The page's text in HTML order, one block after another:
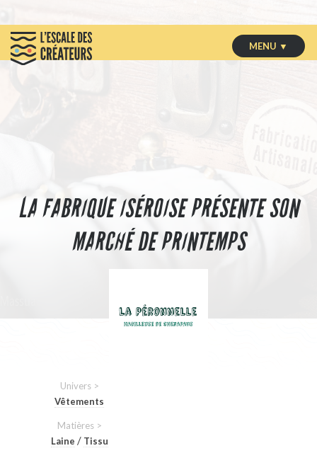
MENU ▼
LA FABRIQUE ISÉROISE PRÉSENTE SON
MARCHÉ DE PRINTEMPS
Univers >
Vêtements
Matières >
Laine / Tissu